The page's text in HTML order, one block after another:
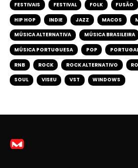
FESTIVAIS FESTIVAL FOLK FUSÃO
HIP HOP INDIE JAZZ MACOS
MÚSICA ALTERNATIVA MÚSICA BRASILEIRA
MÚSICA PORTUGUESA POP
RNB ROCK ROCK ALTERNATIVO
SOUL VISEU VST WINDOWS